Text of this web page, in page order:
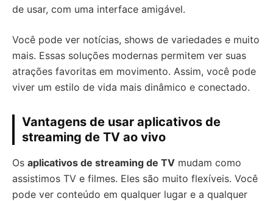
de usar, com uma interface amigável.
Você pode ver notícias, shows de variedades e muito
mais. Essas soluções modernas permitem ver suas
atrações favoritas em movimento. Assim, você pode
viver um estilo de vida mais dinâmico e conectado.
Vantagens de usar aplicativos de
streaming de TV ao vivo
Os aplicativos de streaming de TV mudam como
assistimos TV e filmes. Eles são muito flexíveis. Você
pode ver conteúdo em qualquer lugar e a qualquer